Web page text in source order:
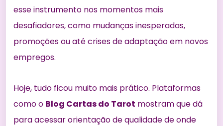
esse instrumento nos momentos mais
desafiadores, como mudanças inesperadas,
promoções ou até crises de adaptação em novos
empregos.
Hoje, tudo ficou muito mais prático. Plataformas
como o Blog Cartas do Tarot mostram que dá
para acessar orientação de qualidade de onde